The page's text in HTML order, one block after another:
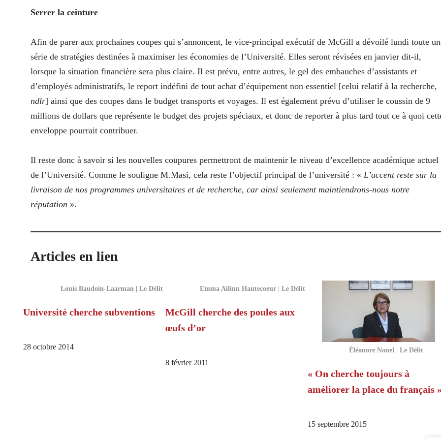
Serrer la ceinture
Afin de parer aux prochaines coupes qui s’annoncent, le vice-principal exécutif de McGill a dévoilé lundi toute
série de stratégies destinées à maximiser les économies de l’Université. Elles seront révisées en janvier dit-il,
lorsque la situation financière sera plus claire. Il est prévu, entre autres, le gel des embauches d’assistants et
d’employés administratifs, le report indéfini de tout achat d’équipement non essentiel [celui relatif à la recherche,
ndlr] ainsi que des coupes dans le budget transports et voyages. Il est également prévu d’utiliser le coussin de 9
millions de dollars que représente le budget des projets spéciaux, et donc de reporter à plus tard tout ce à quoi
enveloppe pourrait contribuer.
Il reste donc à savoir si les nouvelles coupures permettront de maintenir le niveau d’excellence académique actuel
de l’Université. Comme le souligne M.Masi, cela reste l’objectif principal de l’université : « L’accent reste sur la
livraison de nos programmes universitaires et de recherche, car ainsi seulement maintiendrons-nous notre
réputation ».
Articles en lien
Louis Baudoin-Laarman | Le Délit
Université cherche subventions
28 octobre 2014
Emma Ailinn Hautecoeur | Le Délit
McGill cherche des poules aux
œufs d’or
8 février 2011
Éléonore Nouel | Le Délit
« On cherche toujours à
améliorer la place du français
15 septembre 2015